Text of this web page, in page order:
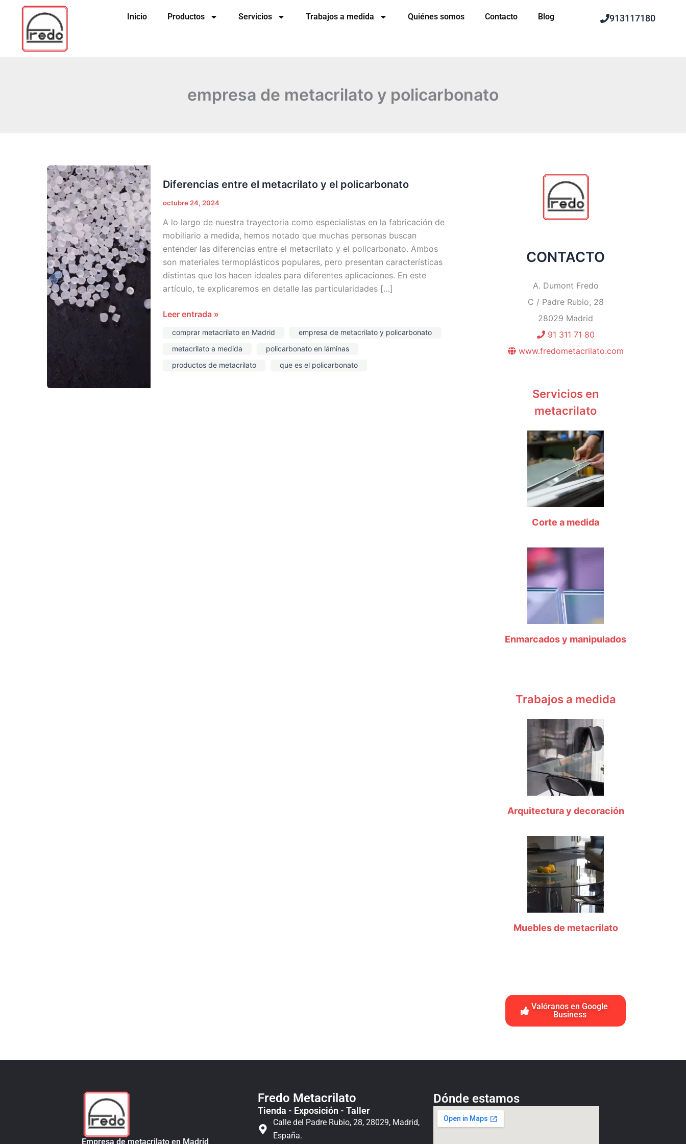
contenido
Inicio Productos Servicios Trabajos a medida Quiénes somos Contacto Blog 913117180
empresa de metacrilato y policarbonato
Diferencias entre el metacrilato y el policarbonato
octubre 24, 2024
A lo largo de nuestra trayectoria como especialistas en la fabricación de
mobiliario a medida, hemos notado que muchas personas buscan
entender las diferencias entre el metacrilato y el policarbonato. Ambos
son materiales termoplásticos populares, pero presentan características
distintas que los hacen ideales para diferentes aplicaciones. En este
artículo, te explicaremos en detalle las particularidades […]
entre
y
el
policarbonato
Leer entrada »
comprar metacrilato en Madrid
empresa de metacrilato y policarbonato
metacrilato a medida
policarbonato en láminas
productos de metacrilato
que es el policarbonato
CONTACTO
A. Dumont Fredo
C / Padre Rubio, 28
28029 Madrid
91 311 71 80
www.fredometacrilato.com
Servicios en
metacrilato
Corte a medida
Enmarcados y manipulados
Trabajos a medida
Arquitectura y decoración
Muebles de metacrilato
Valóranos en Google
Business
Empresa de metacrilato en Madrid
Fredo Metacrilato
Tienda - Exposición - Taller
Calle del Padre Rubio, 28, 28029, Madrid,
España.
Dónde estamos